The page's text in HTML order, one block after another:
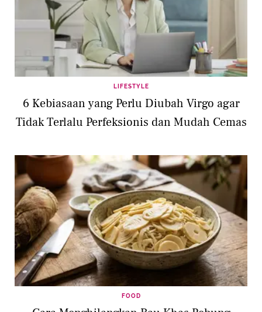
LIFESTYLE
6 Kebiasaan yang Perlu Diubah Virgo agar
Tidak Terlalu Perfeksionis dan Mudah Cemas
FOOD